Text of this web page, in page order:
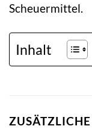
Scheuermittel.
Inhalt